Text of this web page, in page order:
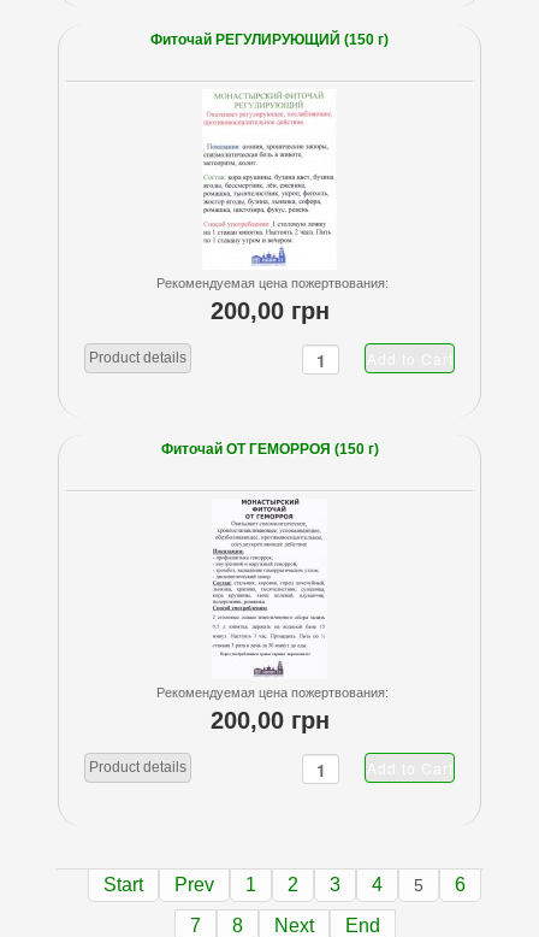
Фиточай РЕГУЛИРУЮЩИЙ (150 г)
Рекомендуемая цена пожертвования:
200,00 грн
Product details
Фиточай ОТ ГЕМОРРОЯ (150 г)
Рекомендуемая цена пожертвования:
200,00 грн
Product details
Start Prev 1 2 3 4 5
6
7
8 Next End